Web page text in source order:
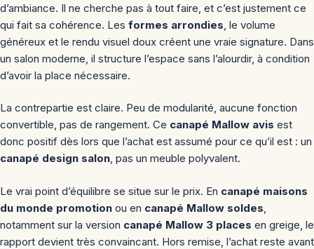
d’ambiance. Il ne cherche pas à tout faire, et c’est justement ce
qui fait sa cohérence. Les formes arrondies, le volume
généreux et le rendu visuel doux créent une vraie signature. Dans
un salon moderne, il structure l’espace sans l’alourdir, à condition
d’avoir la place nécessaire.
La contrepartie est claire. Peu de modularité, aucune fonction
convertible, pas de rangement. Ce canapé Mallow avis est
donc positif dès lors que l’achat est assumé pour ce qu’il est : un
canapé design salon, pas un meuble polyvalent.
Le vrai point d’équilibre se situe sur le prix. En canapé maisons
du monde promotion ou en canapé Mallow soldes,
notamment sur la version canapé Mallow 3 places en greige, le
rapport devient très convaincant. Hors remise, l’achat reste avant